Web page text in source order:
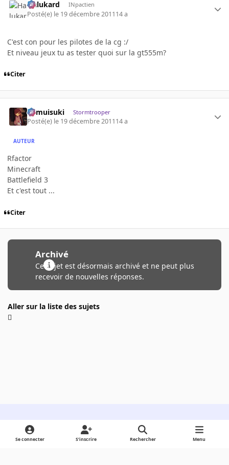
Halukard INpactien
Posté(e) le 19 décembre 201114 a
C'est con pour les pilotes de la cg :/
Et niveau jeux tu as tester quoi sur la gt555m?
Citer
kamuisuki Stormtrooper
Posté(e) le 19 décembre 201114 a
AUTEUR
Rfactor
Minecraft
Battlefield 3
Et c'est tout ...
Citer
Archivé
Ce sujet est désormais archivé et ne peut plus
recevoir de nouvelles réponses.
Aller sur la liste des sujets
Light ModeDark ModeSystem Preference
Se connecter S’inscrire Rechercher Menu